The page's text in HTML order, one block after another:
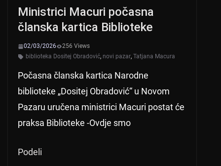
Ministrici Macuri počasna
članska kartica Biblioteke
02/03/2026
256 Views
biblioteka Dositej Obradović, novi pazar, Tatjana Macura
Počasna članska kartica Narodne
biblioteke „Dositej Obradović“ u Novom
Pazaru uručena ministrici Macuri postat će
praksa Biblioteke -Ovdje smo
Podeli